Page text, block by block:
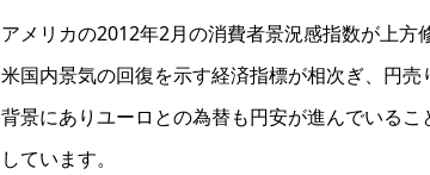
アメリカの2012年2月の消費者景況感指数が上方
米国内景気の回復を示す経済指標が相次ぎ、円
背景にありユーロとの為替も円安が進んでいる
しています。